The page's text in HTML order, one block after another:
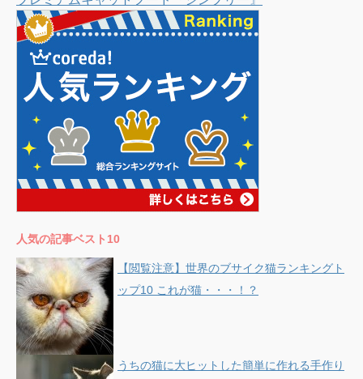
人気の記事ベスト10
【閲覧注意】世界のブサイク猫ランキングト
ップ10 これが猫・・・！？
うちの猫に大ヒットした簡単に作れる手作り